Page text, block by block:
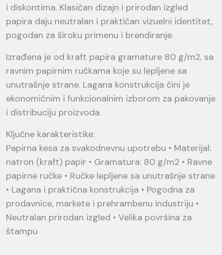
i diskontima. Klasičan dizajn i prirodan izgled
papira daju neutralan i praktičan vizuelni identitet,
pogodan za široku primenu i brendiranje.
Izrađena je od kraft papira gramature 80 g/m2, sa
ravnim papirnim ručkama koje su lepljene sa
unutrašnje strane. Lagana konstrukcija čini je
ekonomičnim i funkcionalnim izborom za pakovanje
i distribuciju proizvoda.
Ključne karakteristike:
Papirna kesa za svakodnevnu upotrebu • Materijal:
natron (kraft) papir • Gramatura: 80 g/m2 • Ravne
papirne ručke • Ručke lepljene sa unutrašnje strane
• Lagana i praktična konstrukcija • Pogodna za
prodavnice, markete i prehrambenu industriju •
Neutralan prirodan izgled • Velika površina za
štampu